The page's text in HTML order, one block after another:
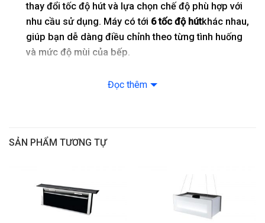
thay đổi tốc độ hút và lựa chọn chế độ phù hợp với
nhu cầu sử dụng. Máy có tới 6 tốc độ hútkhác nhau,
giúp bạn dễ dàng điều chỉnh theo từng tình huống
và mức độ mùi của bếp.
Hubscher 2268tích hợp
sẽ tự động gia nhiệt để làm chảy dầu mỡ và đẩy
chúng ra ngoài, giúp bạn tiết kiệm thời gian vệ sinh
đồng nghĩa với việc bạn không phải lo lắng về việc
làm sạch máy sau mỗi lần nấu nướng.
Động Cơ Tuabin Đôi Mạnh Mẽ
Đọc thêm
SẢN PHẨM TƯƠNG TỰ